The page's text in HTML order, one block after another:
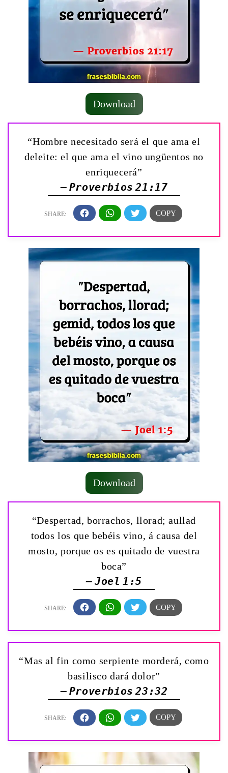
Download
“Hombre necesitado será el que ama el
deleite: el que ama el vino ungüentos no
enriquecerá”
— Proverbios 21:17
Download
“Despertad, borrachos, llorad; aullad
todos los que bebéis vino, á causa del
mosto, porque os es quitado de vuestra
boca”
— Joel 1:5
“Mas al fin como serpiente morderá, como
basilisco dará dolor”
— Proverbios 23:32